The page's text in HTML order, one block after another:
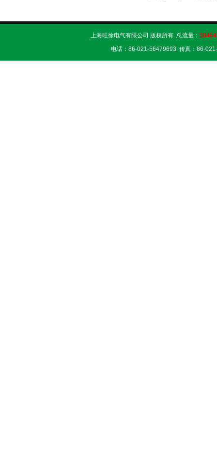
上海旺徐电气有限公司 版权所有 总流量：
电话：86-021-56479693 传真：86-